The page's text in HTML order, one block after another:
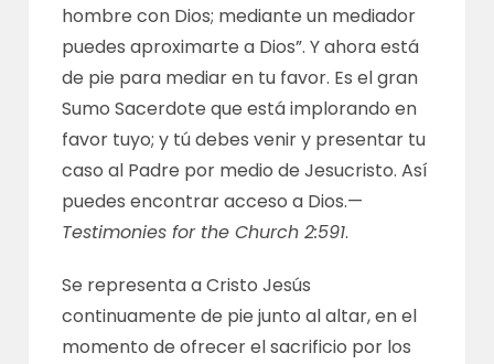
hombre con Dios; mediante un mediador
puedes aproximarte a Dios”. Y ahora está
de pie para mediar en tu favor. Es el gran
Sumo Sacerdote que está implorando en
favor tuyo; y tú debes venir y presentar tu
caso al Padre por medio de Jesucristo. Así
puedes encontrar acceso a Dios.—
Testimonies for the Church 2:591.
Se representa a Cristo Jesús
continuamente de pie junto al altar, en el
momento de ofrecer el sacrificio por los